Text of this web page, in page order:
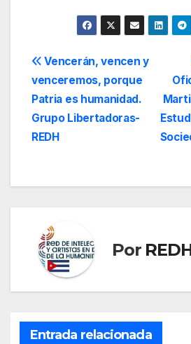
Navegación
de
entradas
Vencerán, vencen y
venceremos, porque
Patria es humanidad.
Grupo Libertadoras-
REDH
Por
Entrada relacionada